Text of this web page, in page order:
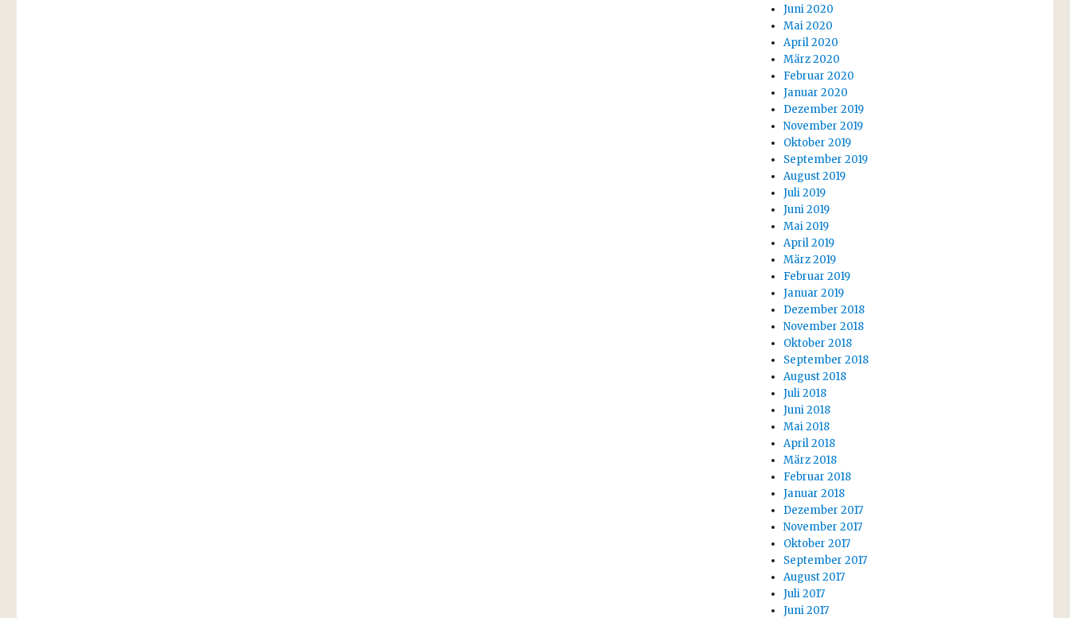
Juni 2020
Mai 2020
April 2020
März 2020
Februar 2020
Januar 2020
Dezember 2019
November 2019
Oktober 2019
September 2019
August 2019
Juli 2019
Juni 2019
Mai 2019
April 2019
März 2019
Februar 2019
Januar 2019
Dezember 2018
November 2018
Oktober 2018
September 2018
August 2018
Juli 2018
Juni 2018
Mai 2018
April 2018
März 2018
Februar 2018
Januar 2018
Dezember 2017
November 2017
Oktober 2017
September 2017
August 2017
Juli 2017
Juni 2017